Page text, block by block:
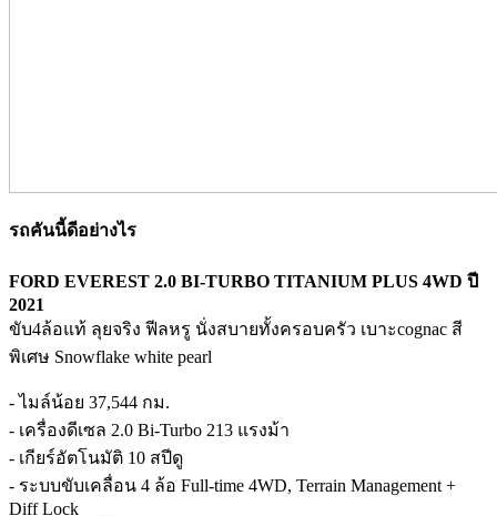
รถคันนี้ดีอย่างไร
FORD EVEREST 2.0 BI-TURBO TITANIUM PLUS 4WD ปี
2021
ขับ4ล้อแท้ ลุยจริง ฟีลหรู นั่งสบายทั้งครอบครัว เบาะcognac สี
พิเศษ Snowflake white pearl
- ไมล์น้อย 37,544 กม.
- เครื่องดีเซล 2.0 Bi-Turbo 213 แรงม้า
- เกียร์อัตโนมัติ 10 สปีดู
- ระบบขับเคลื่อน 4 ล้อ Full-time 4WD, Terrain Management +
Diff Lock